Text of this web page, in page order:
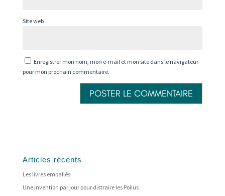
Site web
Enregistrer mon nom, mon e-mail et mon site dans le navigateur
pour mon prochain commentaire.
Articles récents
Les livres emballés
Une invention par jour pour distraire les Poilus